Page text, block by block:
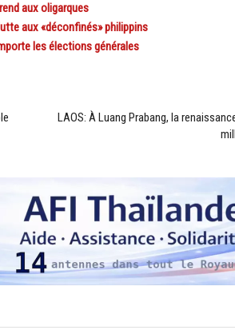
aux oligarques
aux «déconfinés» philippins
les élections générales
LAOS: À Luang Prabang, la